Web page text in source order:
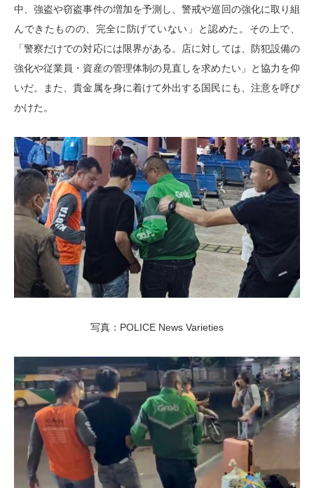
中、強盗や窃盗事件の増加を予測し、警戒や巡回の強化に取り組
んできたものの、完全に防げていない」と認めた。その上で、
「警察だけでの対応には限界がある。店に対しては、防犯設備の
強化や従業員・資産の管理体制の見直しを求めたい」と協力を仰
いだ。また、貴金属を身に着けて外出する国民にも、注意を呼び
かけた。
写真：POLICE News Varieties